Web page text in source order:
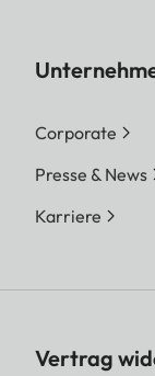
Corporate
Presse & News
Karriere
Vertrag